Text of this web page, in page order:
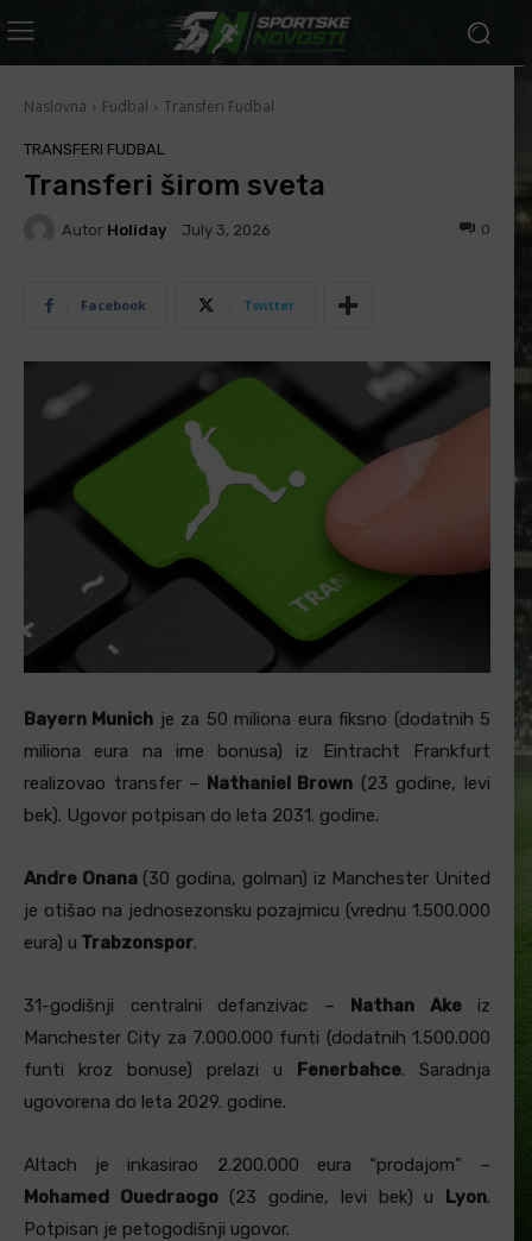
Naslovna Fudbal Transferi Fudbal
TRANSFERI FUDBAL
Transferi širom sveta
Autor Holiday July 3, 2026 0
Facebook Twitter
Bayern Munich je za 50 miliona eura fiksno (dodatnih 5
miliona eura na ime bonusa) iz Eintracht Frankfurt
realizovao transfer – Nathaniel Brown (23 godine, levi
bek). Ugovor potpisan do leta 2031. godine.
Andre Onana(30 godina, golman) iz Manchester United
je otišao na jednosezonsku pozajmicu (vrednu 1.500.000
eura) u Trabzonspor.
31-godišnji centralni defanzivac – Nathan Akeiz
Manchester City za 7.000.000 funti (dodatnih 1.500.000
funti kroz bonuse) prelazi u Fenerbahce. Saradnja
ugovorena do leta 2029. godine.
Altach je inkasirao 2.200.000 eura “prodajom” –
Mohamed Ouedraogo(23 godine, levi bek) u Lyon.
Potpisan je petogodišnji ugovor.